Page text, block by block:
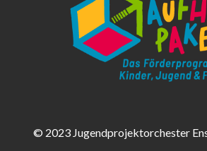
© 2023 Jugendprojektorchester